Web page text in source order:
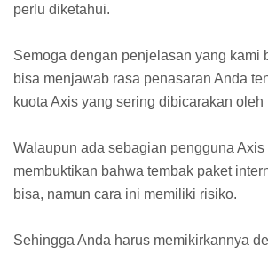
perlu diketahui.
Semoga dengan penjelasan yang kami
bisa menjawab rasa penasaran Anda
kuota Axis yang sering dibicarakan oleh
Walaupun ada sebagian pengguna Axis
membuktikan bahwa tembak paket
bisa, namun cara ini memiliki risiko.
Sehingga Anda harus memikirkannya